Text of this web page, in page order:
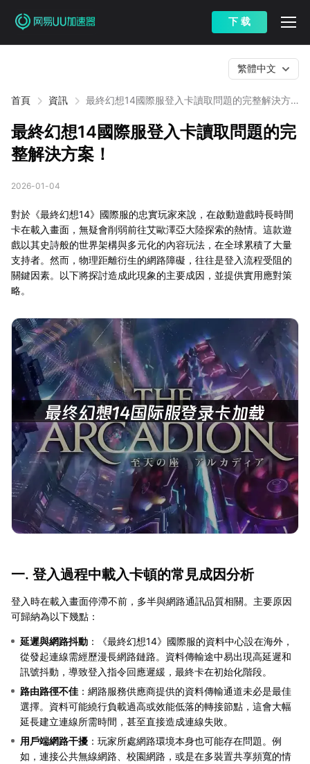
下 载
首頁 資訊
最終幻想14國際服登入卡讀取問題的完整解決方
繁體中文
最終幻想14國際服登入卡讀取問題的完
整解決方案！
2026-01-04
對於《最終幻想14》國際服的忠實玩家來說，在啟動遊戲時長時間
卡在載入畫面，無疑會削弱前往艾歐澤亞大陸探索的熱情。這款遊
戲以其史詩般的世界架構與多元化的內容玩法，在全球累積了大量
支持者。然而，物理距離衍生的網路障礙，往往是登入流程受阻的
關鍵因素。以下將探討造成此現象的主要成因，並提供實用應對策
略。
一. 登入過程中載入卡頓的常見成因分析
登入時在載入畫面停滯不前，多半與網路通訊品質相關。主要原因
可歸納為以下幾點：
延遲與網路抖動 ：《最終幻想14》國際服的資料中心設在海外，
從發起連線需經歷漫長網路鏈路。資料傳輸途中易出現高延遲和
訊號抖動，導致登入指令回應遲緩，最終卡在初始化階段。
路由路徑不佳 ：網路服務供應商提供的資料傳輸通道未必是最佳
選擇。資料可能繞行負載過高或效能低落的轉接節點，這會大幅
延長建立連線所需時間，甚至直接造成連線失敗。
用戶端網路干擾 ：玩家所處網路環境本身也可能存在問題。例
如，連接公共無線網路、校園網路，或是在多裝置共享頻寬的情